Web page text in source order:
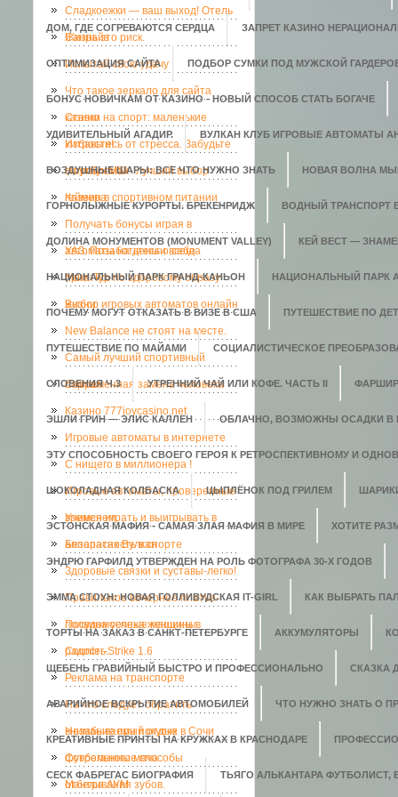
ДОМ, ГДЕ СОГРЕВАЮТСЯ СЕРДЦА ЗАПРЕТ КАЗИНО
ОПТИМИЗАЦИЯ САЙТА ПОДБОР СУМКИ ПОД МУЖСКОЙ
БОНУС НОВИЧКАМ ОТ КАЗИНО - НОВЫЙ СПОСОБ СТАТЬ БОГАЧЕ
УДИВИТЕЛЬНЫЙ АГАДИР. ВУЛКАН КЛУБ ИГРОВЫЕ АВТОМАТЫ
ВОЗДУШНЫЕ ШАРЫ: ВСЕ ЧТО НУЖНО ЗНАТЬ НОВАЯ ВОЛНА
ГОРНОЛЫЖНЫЕ КУРОРТЫ. БРЕКЕНРИДЖ ВОДНЫЙ ТРАНСПОРТ
ДОЛИНА МОНУМЕНТОВ (MONUMENT VALLEY) КЕЙ ВЕСТ —
НАЦИОНАЛЬНЫЙ ПАРК ГРАНД-КАНЬОН НАЦИОНАЛЬНЫЙ ПАРК
ПОЧЕМУ МОГУТ ОТКАЗАТЬ В ВИЗЕ В США ПУТЕШЕСТВИЕ ПО
ПУТЕШЕСТВИЕ ПО МАЙАМИ СОЦИАЛИСТИЧЕСКОЕ
СЛОВЕНИЯ Ч.3 УТРЕННИЙ ЧАЙ ИЛИ КОФЕ. ЧАСТЬ II
ЭШЛИ ГРИН — ЭЛИС КАЛЛЕН ОБЛАЧНО, ВОЗМОЖНЫ ОСАДКИ В
ЭТУ СПОСОБНОСТЬ СВОЕГО ГЕРОЯ К РЕТРОСПЕКТИВНОМУ И
ШОКОЛАДНАЯ КОЛБАСКА ЦЫПЛЁНОК ПОД ГРИЛЕМ
ЭСТОНСКАЯ МАФИЯ - САМАЯ ЗЛАЯ МАФИЯ В МИРЕ ХОТИТЕ
ЭНДРЮ ГАРФИЛД УТВЕРЖДЕН НА РОЛЬ ФОТОГРАФА 30-Х ГОДОВ
ЭММА СТОУН: НОВАЯ ГОЛЛИВУДСКАЯ IT-GIRL КАК ВЫБРАТЬ
ТОРТЫ НА ЗАКАЗ В САНКТ-ПЕТЕРБУРГЕ АККУМУЛЯТОРЫ
ЩЕБЕНЬ ГРАВИЙНЫЙ БЫСТРО И ПРОФЕССИОНАЛЬНО СКАЗКА
АВАРИЙНОЕ ВСКРЫТИЕ АВТОМОБИЛЕЙ ЧТО НУЖНО ЗНАТЬ О
КРЕАТИВНЫЕ ПРИНТЫ НА КРУЖКАХ В КРАСНОДАРЕ
СЕСК ФАБРЕГАС БИОГРАФИЯ ТЬЯГО АЛЬКАНТАРА ФУТБОЛИСТ,
Сладкоежки — ваш выход! Отель
Санрайз
Жизнь это риск.
Испытай свою удачу
Что такое зеркало для сайта
казино
Ставки на спорт: маленькие
хитрости!
Избавьтесь от стресса. Забудьте
о проблемах
Ноутбук MSI - лучший выбор
геймера
Казеин в спортивном питании
Получать бонусы играя в
автоматы на деньги всегда
приятно.
УАЗ. Позаботьтесь о себе
Мега-Тур по здоровому образу
жизни
Выбор игровых автоматов онлайн
New Balance не стоят на месте.
Самый лучший спортивный
портал
Современная замена человека
Казино 777joycasino.net
Игровые автоматы в интернете
C нищего в миллионера !
Игровые автоматы, проверенные
временем.
Учимся играть и выигрывать в
аппаратах Вулкан
Безопасность в спорте
Здоровые связки и суставы-легко!
Правильное вечернее платье-
полвина успеха женщины
Посудомоечные машины в
радость.
Counter-Strike 1.6
Реклама на транспорте
На что следует обратить
внимание при покупке
футбольного мяча
Незабываемый отдых в Сочи
Современные способы
отбеливания зубов.
Мантра АУМ